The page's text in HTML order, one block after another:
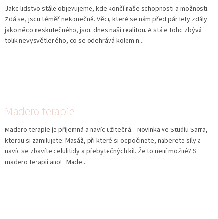
Jako lidstvo stále objevujeme, kde končí naše schopnosti a možnosti.
Zdá se, jsou téměř nekonečné. Věci, které se nám před pár lety zdály
jako něco neskutečného, jsou dnes naší realitou. A stále toho zbývá
tolik nevysvětleného, co se odehrává kolem n...
Madero terapie
Madero terapie je příjemná a navíc užitečná. Novinka ve Studiu Sarra,
kterou si zamilujete: Masáž, při které si odpočinete, naberete síly a
navíc se zbavíte celulitidy a přebytečných kil. Že to není možné? S
madero terapií ano! Made...